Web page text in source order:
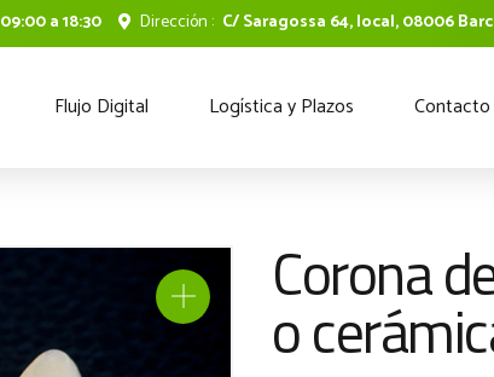
09:00 a 18:30 Dirección : C/ Saragossa 64, local, 08006
Flujo Digital Logística y Plazos Contacto
Corona
o